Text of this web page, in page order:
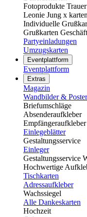
Fotoprodukte Trauer
Leonie Jung x
Individuelle
Grußkarten
Partyeinladungen
Umzugskarten
Eventplattform
Eventplattform
Extras
Magazin
Wandbilder & Poster
Briefumschläge
Absenderaufkleber
Empfängeraufkleber
Einlegeblätter
Gestaltungsservice
Einleger
Gestaltungsservice
Hochwertige
Tischkarten
Adressaufkleber
Wachssiegel
Alle Dankeskarten
Hochzeit